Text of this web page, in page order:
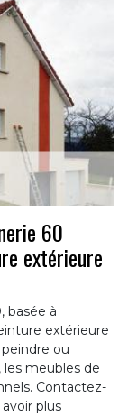
60
extérieure
basée à
extérieure
ou
les meubles de
Contactez-
plus